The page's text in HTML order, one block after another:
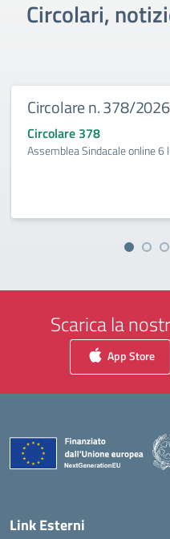
Circolari,
Circolare n. 378/2026
Circolare 378
Assemblea Sindacale online 6
Scarica la
App Store
Link Esterni